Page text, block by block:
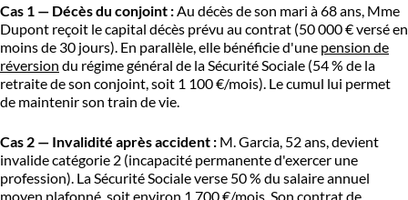
Cas 1 — Décès du conjoint : Au décès de son mari à 68 ans, Mme
Dupont reçoit le capital décès prévu au contrat (50 000 € versé en
moins de 30 jours). En parallèle, elle bénéficie d'une pension de
réversion du régime général de la Sécurité Sociale (54 % de la
retraite de son conjoint, soit 1 100 €/mois). Le cumul lui permet
de maintenir son train de vie.
Cas 2 — Invalidité après accident : M. Garcia, 52 ans, devient
invalide catégorie 2 (incapacité permanente d'exercer une
profession). La Sécurité Sociale verse 50 % du salaire annuel
moyen plafonné, soit environ 1 700 €/mois. Son contrat de